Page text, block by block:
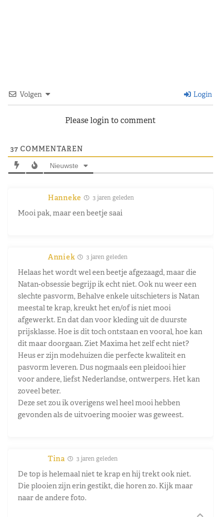
Volgen Login
Please login to comment
37 COMMENTAREN
Nieuwste
Hanneke 3 jaren geleden
Mooi pak, maar een beetje saai
Anniek 3 jaren geleden
Helaas het wordt wel een beetje afgezaagd, maar die
Natan-obsessie begrijp ik echt niet. Ook nu weer een
slechte pasvorm, Behalve enkele uitschieters is Natan
meestal te krap, kreukt het en/of is niet mooi
afgewerkt. En dat dan voor kleding uit de duurste
prijsklasse. Hoe is dit toch ontstaan en vooral, hoe kan
dit maar doorgaan. Ziet Maxima het zelf echt niet?
Heus er zijn modehuizen die perfecte kwaliteit en
pasvorm leveren. Dus nogmaals een pleidooi hier
voor andere, liefst Nederlandse, ontwerpers. Het kan
zoveel beter.
Deze set zou ik overigens wel heel mooi hebben
gevonden als de uitvoering mooier was geweest.
Tina 3 jaren geleden
De top is helemaal niet te krap en hij trekt ook niet.
Die plooien zijn erin gestikt, die horen zo. Kijk maar
naar de andere foto.